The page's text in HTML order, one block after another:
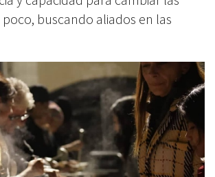
buscando aliados en las